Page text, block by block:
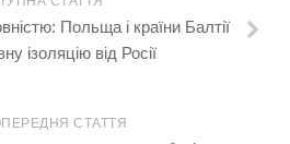
Польща і країни Балтії
ізоляцію від Росії
СТАТТЯ